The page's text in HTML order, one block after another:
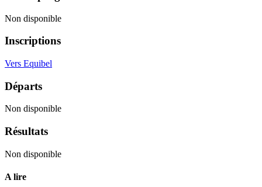
Non disponible
Inscriptions
Vers Equibel
Départs
Non disponible
Résultats
Non disponible
A lire